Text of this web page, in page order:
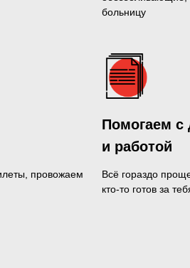
больницу
провожаем
Всё гораздо
кто-то готов за
Помогаем с
и работой
каждый день